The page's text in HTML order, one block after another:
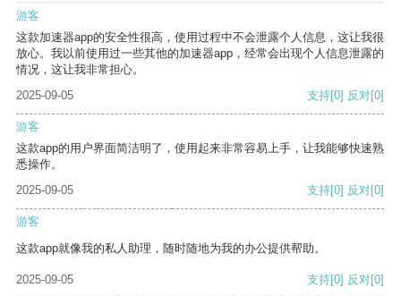
游客
这款加速器app的安全性很高，使用过程中不会泄露个人信息，这让我很
放心。我以前使用过一些其他的加速器app，经常会出现个人信息泄露的
情况，这让我非常担心。
2025-09-05
支持[0] 反对[0]
游客
这款app的用户界面简洁明了，使用起来非常容易上手，让我能够快速熟
悉操作。
2025-09-05
支持[0] 反对[0]
游客
这款app就像我的私人助理，随时随地为我的办公提供帮助。
2025-09-05 支持[0] 反对[0]